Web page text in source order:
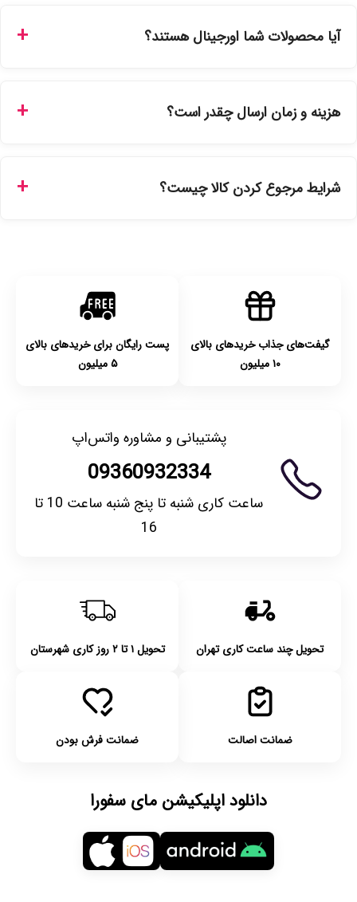
سفارشات در سایت، وضعیت لحظه‌ای مرسوله را مشاهده کنید.
آیا محصولات شما اورجینال هستند؟
نمایندگی‌های معتبر تهیه شده و دارای بچ‌کد قابل استعلام هستند.
هزینه و زمان ارسال چقدر است؟
انتخاب کنید و برای شهرستان‌ها بین یک الی ۳ روز کاری از طریق
شرایط مرجوع کردن کالا چیست؟
گیفت‌های جذاب خریدهای بالای
۱۰ میلیون
پست رایگان برای خریدهای بالای
۵ میلیون
پشتیبانی و مشاوره واتس‌اپ
09360932334
ساعت کاری شنبه تا پنج شنبه ساعت 10 تا
16
تحویل چند ساعت کاری تهران تحویل ۱ تا ۲ روز کاری شهرستان
ضمانت اصالت ضمانت فرش بودن
دانلود اپلیکیشن مای سفورا